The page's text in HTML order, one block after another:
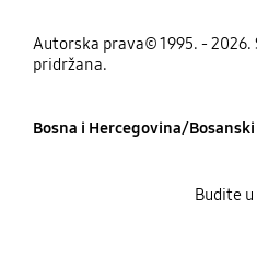
Autorska prava© 1995. - 2026.
pridržana.
Bosna i Hercegovina/Bosanski
Budite